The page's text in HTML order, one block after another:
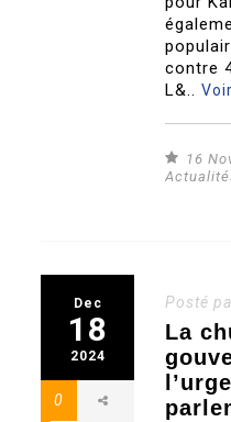
contre
L&..
16
Dec
18
2024
0
Posté
La